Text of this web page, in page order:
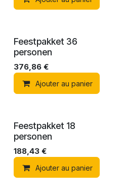
Feestpakket 36
personen
376,86 €
Ajouter au panier
Feestpakket 18
personen
188,43 €
Ajouter au panier